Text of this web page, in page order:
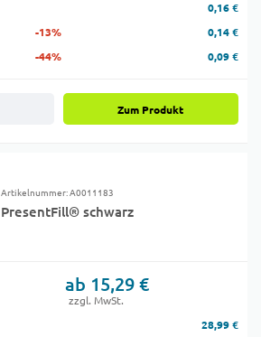
0,16 €
-13%
0,14 €
-44% 0,09 €
Zum Produkt
Artikelnummer: A0011183
PresentFill® schwarz
ab 15,29 €
zzgl. MwSt.
28,99 €